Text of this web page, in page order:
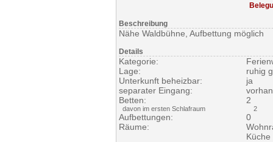
Beschreibung
Nähe Waldbühne, Aufbettung möglich
Details
Kategorie:
Lage:
ruhig
Unterkunft beheizbar:
ja
separater Eingang:
Betten:
2
davon im ersten Schlafraum 2
Aufbettungen:
0
Räume:
Küche